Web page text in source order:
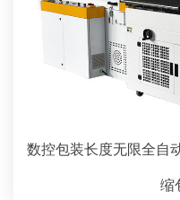
数控包装长度无限全自
缩